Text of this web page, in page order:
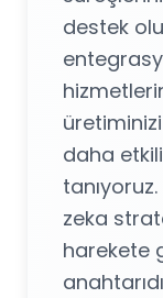
destek
daha
zeka
harekete